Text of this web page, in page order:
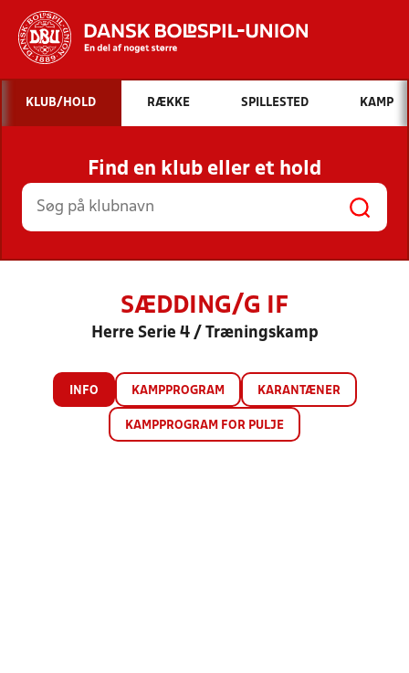
Hvad vil du søge efter?
INDHOLD OG NYHEDER
STILLINGER, RESULTATER, KLUBBER OG
HOLD
KLUB/HOLD RÆKKE SPILLESTED KAMP
Find en klub eller et hold
SÆDDING/G IF
Herre Serie 4 / Træningskamp
INFO KAMPPROGRAM KARANTÆNER
KAMPPROGRAM FOR PULJE